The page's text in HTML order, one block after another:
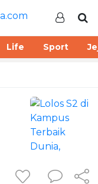
Life Sport